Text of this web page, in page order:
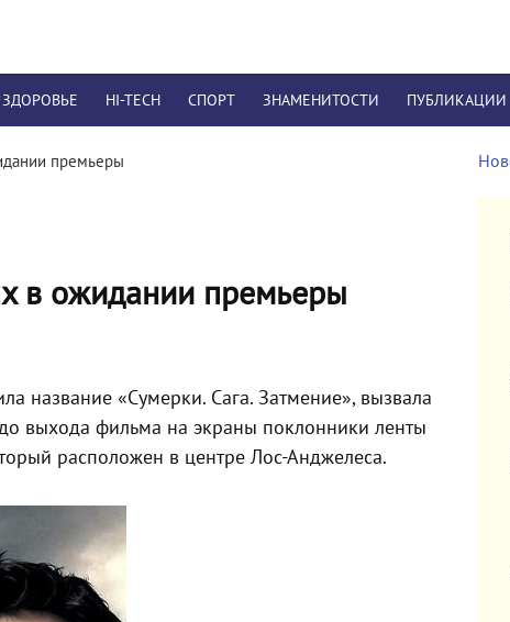
ЗДОРОВЬЕ HI-TECH СПОРТ ЗНАМЕНИТОСТИ ПУБЛИКАЦИИ
премьеры
в ожидании премьеры
название «Сумерки. Сага. Затмение», вызвала
выхода фильма на экраны поклонники ленты
расположен в центре Лос-Анджелеса.